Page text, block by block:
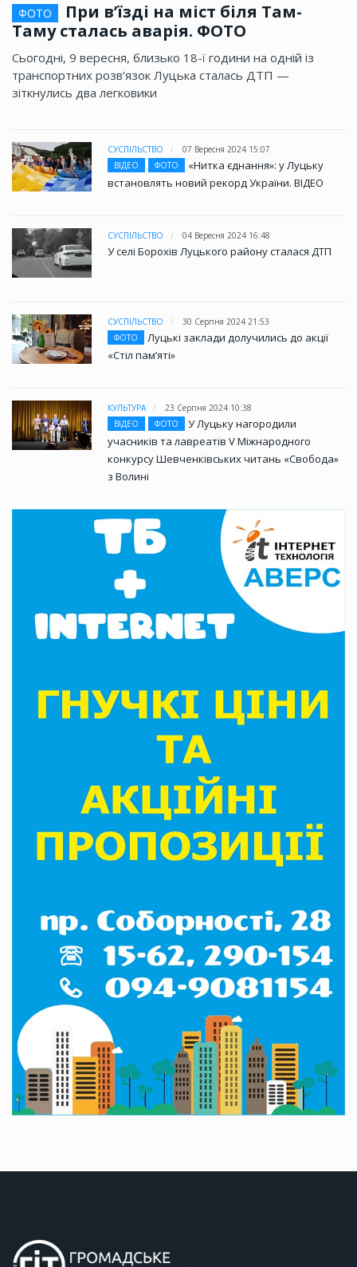
ФОТО
При в’їзді на міст біля Там-
Таму сталась аварія. ФОТО
Сьогодні, 9 вересня, близько 18-ї години на одній із
транспортних розв’язок Луцька сталась ДТП —
зіткнулись два легковики
СУСПІЛЬСТВО
07 Вересня 2024 15:07
ВІДЕО
ФОТО
«Нитка єднання»: у Луцьку
встановлять новий рекорд України. ВІДЕО
СУСПІЛЬСТВО 04 Вересня 2024 16:48
У селі Борохів Луцького району сталася ДТП
СУСПІЛЬСТВО
30 Серпня 2024 21:53
ФОТО
Луцькі заклади долучились до акції
«Стіл памʼяті»
КУЛЬТУРА
23 Серпня 2024 10:38
ВІДЕО
ФОТО
У Луцьку нагородили
учасників та лавреатів V Міжнародного
конкурсу Шевченківських читань «Свобода»
з Волині